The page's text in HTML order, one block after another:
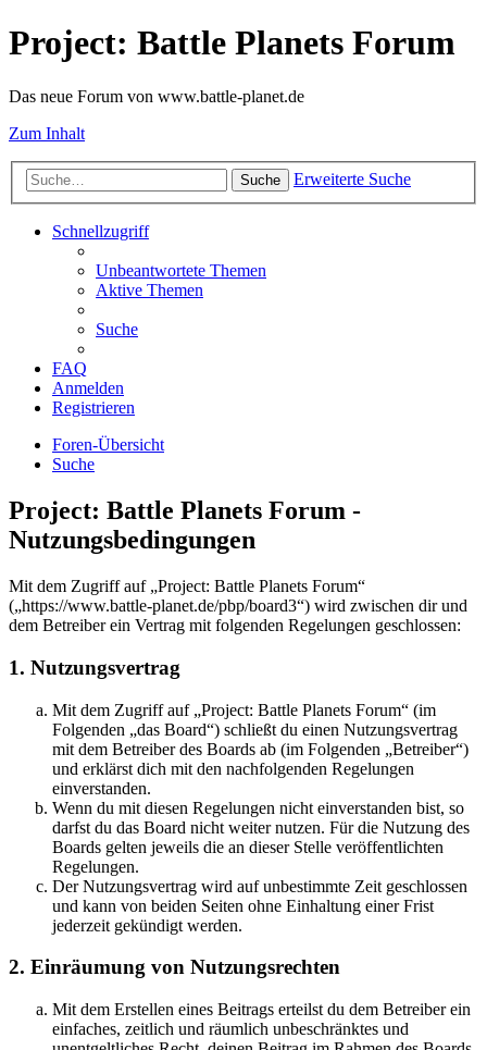
Project: Battle Planets Forum
Das neue Forum von www.battle-planet.de
Zum Inhalt
Suche Erweiterte Suche
Schnellzugriff
Unbeantwortete Themen
Aktive Themen
Suche
FAQ
Anmelden
Registrieren
Foren-Übersicht
Suche
Project: Battle Planets Forum -
Nutzungsbedingungen
Mit dem Zugriff auf „Project: Battle Planets Forum“
(„https://www.battle-planet.de/pbp/board3“) wird zwischen dir und
dem Betreiber ein Vertrag mit folgenden Regelungen geschlossen:
1. Nutzungsvertrag
Mit dem Zugriff auf „Project: Battle Planets Forum“ (im
Folgenden „das Board“) schließt du einen Nutzungsvertrag
mit dem Betreiber des Boards ab (im Folgenden „Betreiber“)
und erklärst dich mit den nachfolgenden Regelungen
einverstanden.
Wenn du mit diesen Regelungen nicht einverstanden bist, so
darfst du das Board nicht weiter nutzen. Für die Nutzung des
Boards gelten jeweils die an dieser Stelle veröffentlichten
Regelungen.
Der Nutzungsvertrag wird auf unbestimmte Zeit geschlossen
und kann von beiden Seiten ohne Einhaltung einer Frist
jederzeit gekündigt werden.
2. Einräumung von Nutzungsrechten
Mit dem Erstellen eines Beitrags erteilst du dem Betreiber ein
einfaches, zeitlich und räumlich unbeschränktes und